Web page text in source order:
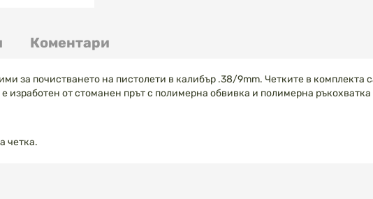
за почистването на пистолети в калибър .38/9mm. Четките в комплекта
от стоманен прът с полимерна обвивка и полимерна
четка.
Коментари